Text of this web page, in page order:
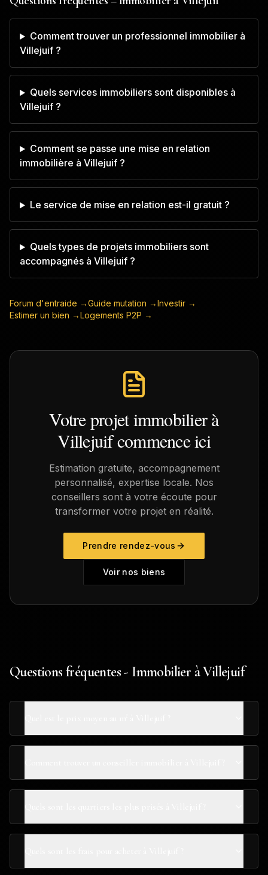
Comment trouver un professionnel immobilier à
Villejuif ?
Quels services immobiliers sont disponibles à
Villejuif ?
Comment se passe une mise en relation
immobilière à Villejuif ?
Le service de mise en relation est-il gratuit ?
Quels types de projets immobiliers sont
accompagnés à Villejuif ?
Forum d'entraide →Guide mutation →Investir →
Estimer un bien →Logements P2P →
Votre projet immobilier à
Villejuifcommence ici
Estimation gratuite, accompagnement
personnalisé, expertise locale. Nos
conseillers sont à votre écoute pour
transformer votre projet en réalité.
Prendre rendez-vous
Voir nos biens
Questions fréquentes - Immobilier à Villejuif